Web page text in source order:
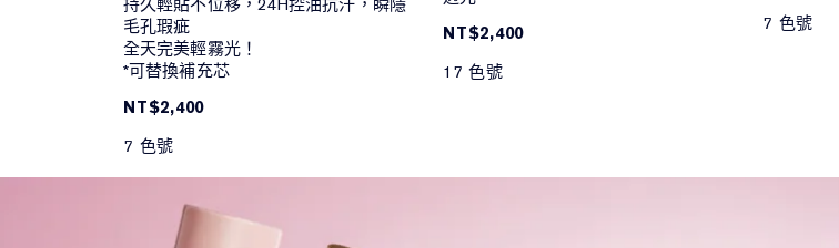
持久輕貼不位移，24H控油抗汗，瞬隱
毛孔瑕疵
全天完美輕霧光！
*可替換補充芯
NT$2,400
7 色號
NT$2,400
17 色號
7 色號